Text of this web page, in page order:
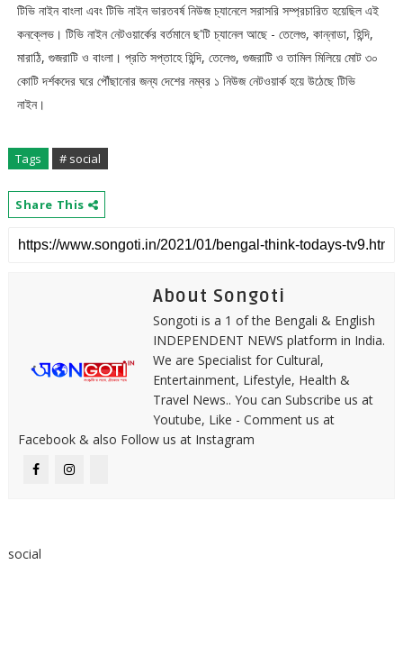
টিভি নাইন বাংলা এবং টিভি নাইন ভারতবর্ষ নিউজ চ্যানেলে সরাসরি সম্প্রচারিত হয়েছিল এই
কনক্লেভ। টিভি নাইন নেটওয়ার্কের বর্তমানে ছ'টি চ্যানেল আছে - তেলেগু, কান্নাডা, হিন্দি,
মারাঠি, গুজরাটি ও বাংলা। প্রতি সপ্তাহে হিন্দি, তেলেগু, গুজরাটি ও তামিল মিলিয়ে মোট ৩০
কোটি দর্শকদের ঘরে পৌঁছানোর জন্য দেশের নম্বর ১ নিউজ নেটওয়ার্ক হয়ে উঠেছে টিভি
নাইন।
Tags # social
Share This
About Songoti
Songoti is a 1 of the Bengali & English
INDEPENDENT NEWS platform in India.
We are Specialist for Cultural,
Entertainment, Lifestyle, Health &
Travel News.. You can Subscribe us at
Youtube, Like - Comment us at
Facebook & also Follow us at Instagram
social